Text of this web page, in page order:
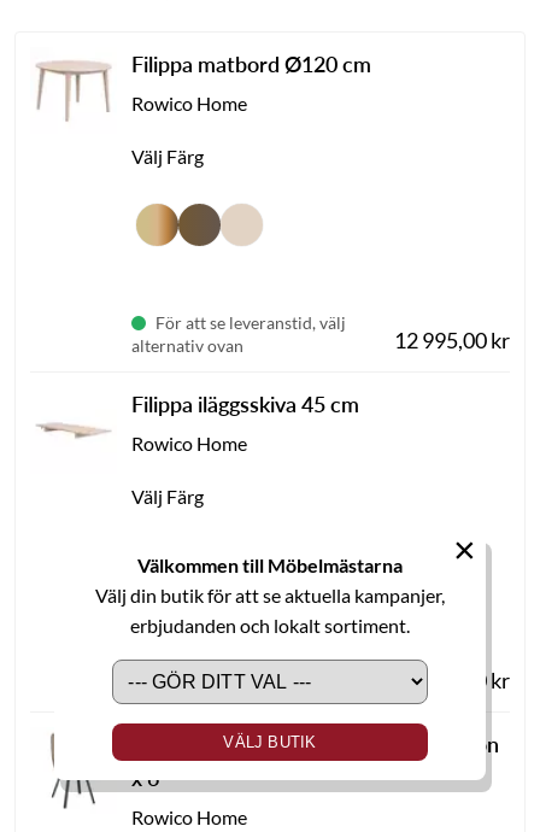
Välkommen till Möbelmästarna
Välj din butik för att se aktuella kampanjer,
erbjudanden och lokalt sortiment.
VÄLJ BUTIK
×
Filippa matbord Ø120 cm
Rowico Home
Välj Färg
För att se leveranstid, välj
alternativ ovan
12 995,00 kr
Filippa iläggsskiva 45 cm
Rowico Home
Välj Färg
För att se leveranstid, välj
alternativ ovan
2 295,00 kr
Alison stol tyg metallben snurrfunktion
x 6
Rowico Home